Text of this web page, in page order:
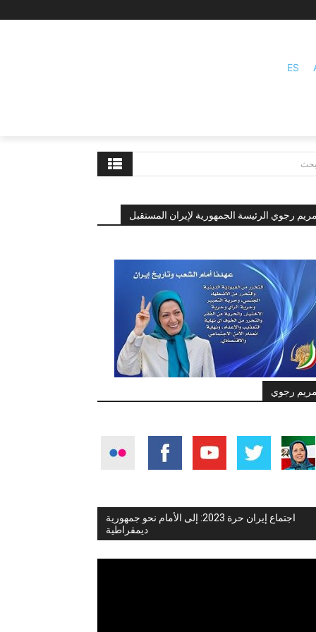
ES
رجوي الرئيسة الجمهورية لإيران المستقبل
رجوي
اجتماع إيران حرة 2023: إلى الأمام نحو جمهورية
ديمقراطية